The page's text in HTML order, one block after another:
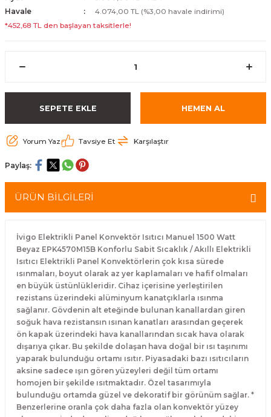
Havale
4.074,00 TL (%3,00 havale indirimi)
*452,68 TL den başlayan taksitlerle!
SEPETE EKLE HEMEN AL
Yorum Yaz Tavsiye Et Karşılaştır
Paylaş:
ÜRÜN BİLGİLERİ
İvigo Elektrikli Panel Konvektör Isıtıcı Manuel 1500 Watt
Beyaz EPK4570M15B Konforlu Sabit Sıcaklık / Akıllı Elektrikli
Isıtıcı Elektrikli Panel Konvektörlerin çok kısa sürede
ısınmaları, boyut olarak az yer kaplamaları ve hafif olmaları
en büyük üstünlükleridir. Cihaz içerisine yerleştirilen
rezistans üzerindeki alüminyum kanatçıklarla ısınma
sağlanır. Gövdenin alt eteğinde bulunan kanallardan giren
soğuk hava rezistansın ısınan kanatları arasından geçerek
ön kapak üzerindeki hava kanallarından sıcak hava olarak
dışarıya çıkar. Bu şekilde dolaşan hava doğal bir ısı taşınımı
yaparak bulunduğu ortamı ısıtır. Piyasadaki bazı ısıtıcıların
aksine sadece ışın gören yüzeyleri değil tüm ortamı
homojen bir şekilde ısıtmaktadır. Özel tasarımıyla
bulunduğu ortamda güzel ve dekoratif bir görünüm sağlar. *
Benzerlerine oranla çok daha fazla olan konvektör yüzey